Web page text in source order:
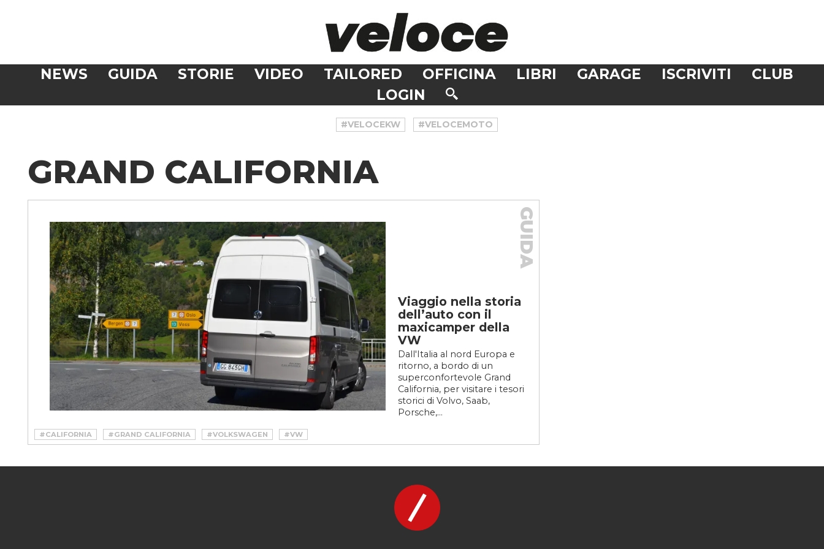
NEWS GUIDA STORIE VIDEO TAILORED OFFICINA LIBRI GARAGE ISCRIVITI
CLUB
LOGIN
#VELOCEKW #VELOCEMOTO
GRAND CALIFORNIA
Viaggio nella storia
dell’auto con il
maxicamper della
VW
Dall'Italia al nord Europa e
ritorno, a bordo di un
superconfortevole Grand
California, per visitare i tesori
storici di Volvo, Saab,
Porsche,...
GUIDA
#CALIFORNIA #GRAND CALIFORNIA #VOLKSWAGEN #VW